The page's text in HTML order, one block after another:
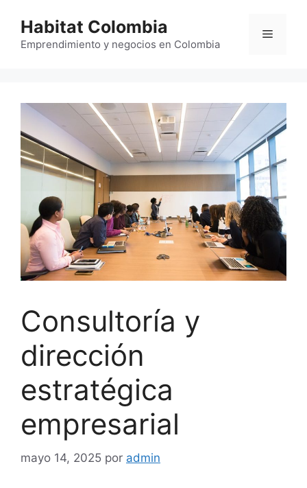
contenido
Habitat Colombia
Emprendimiento y negocios en Colombia
Menú
Consultoría y
dirección
estratégica
empresarial
mayo 14, 2025 por admin